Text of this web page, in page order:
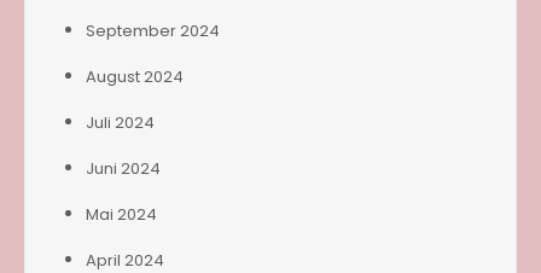
September 2024
August 2024
Juli 2024
Juni 2024
Mai 2024
April 2024